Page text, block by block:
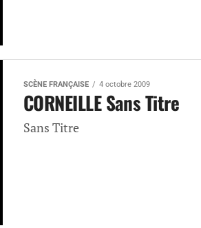
SCÈNE FRANÇAISE 4 octobre 2009
CORNEILLE Sans Titre
Sans Titre